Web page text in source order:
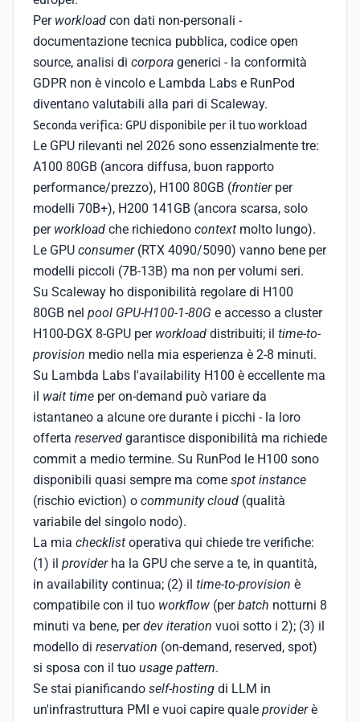
Per workload con dati non-personali -
documentazione tecnica pubblica, codice open
source, analisi di corpora generici - la conformità
GDPR non è vincolo e Lambda Labs e RunPod
diventano valutabili alla pari di Scaleway.
Seconda verifica: GPU disponibile per il tuo workload
Le GPU rilevanti nel 2026 sono essenzialmente tre:
A100 80GB (ancora diffusa, buon rapporto
performance/prezzo), H100 80GB (frontierper
modelli 70B+), H200 141GB (ancora scarsa, solo
per workload che richiedono context molto lungo).
Le GPU consumer(RTX 4090/5090) vanno bene per
modelli piccoli (7B-13B) ma non per volumi seri.
Su Scaleway ho disponibilità regolare di H100
80GB nel pool GPU-H100-1-80G e accesso a cluster
H100-DGX 8-GPU per workload distribuiti; il time-to-
provision medio nella mia esperienza è 2-8 minuti.
Su Lambda Labs l'availability H100 è eccellente ma
il wait time per on-demand può variare da
istantaneo a alcune ore durante i picchi - la loro
offerta reserved garantisce disponibilità ma richiede
commit a medio termine. Su RunPod le H100 sono
disponibili quasi sempre ma come spot instance
(rischio eviction) o community cloud (qualità
variabile del singolo nodo).
La mia checklist operativa qui chiede tre verifiche:
(1) il providerha la GPU che serve a te, in quantità,
in availability continua; (2) il time-to-provision è
compatibile con il tuo workflow (perbatch notturni 8
minuti va bene, perdev iteration vuoi sotto i 2); (3) il
modello di reservation (on-demand, reserved, spot)
si sposa con il tuo usage pattern.
Se stai pianificando self-hosting di LLM in
un'infrastruttura PMI e vuoi capire quale providerè